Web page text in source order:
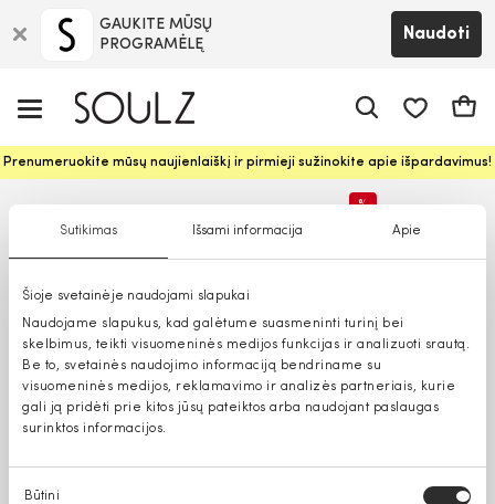
Sutikimas Išsami informacija Apie
Šioje svetainėje naudojami slapukai
Naudojame slapukus, kad galėtume suasmeninti turinį bei
skelbimus, teikti visuomeninės medijos funkcijas ir analizuoti srautą.
Be to, svetainės naudojimo informaciją bendriname su
visuomeninės medijos, reklamavimo ir analizės partneriais, kurie
gali ją pridėti prie kitos jūsų pateiktos arba naudojant paslaugas
surinktos informacijos.
Sutikimo
Būtini
GAUKITE MŪSŲ
PROGRAMĖLĘ
Naudoti
Prenumeruokite mūsų naujienlaiškį ir pirmieji sužinokite apie išpardavimus!
%
Tik parduotuvėse